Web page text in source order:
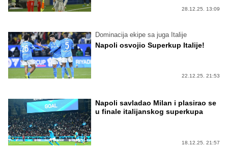
28.12.25. 13:09
Dominacija ekipe sa juga Italije
Napoli osvojio Superkup Italije!
22.12.25. 21:53
Napoli savladao Milan i plasirao se
u finale italijanskog superkupa
18.12.25. 21:57